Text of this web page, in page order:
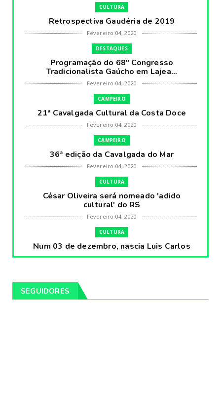
CULTURA
Retrospectiva Gaudéria de 2019
Fevereiro 04, 2020
DESTAQUES
Programação do 68º Congresso
Tradicionalista Gaúcho em Lajea...
Fevereiro 04, 2020
CAMPEIRO
21ª Cavalgada Cultural da Costa Doce
Fevereiro 04, 2020
CAMPEIRO
36ª edição da Cavalgada do Mar
Fevereiro 04, 2020
CULTURA
César Oliveira será nomeado 'adido
cultural' do RS
Fevereiro 04, 2020
CULTURA
Num 03 de dezembro, nascia Luis Carlos
Prestes, o Cavaleiro ...
Pintores da Temática Gauchesca - parte
SEGUIDORES